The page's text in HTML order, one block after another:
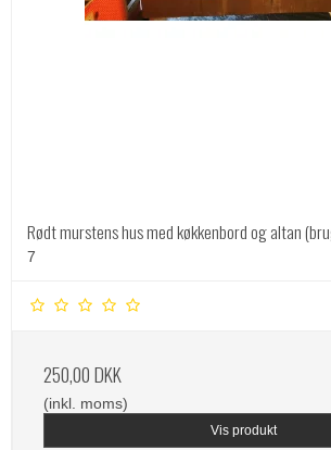
Rødt murstens hus med køkkenbord og altan
7
250,00 DKK
(inkl. moms)
Vis produkt